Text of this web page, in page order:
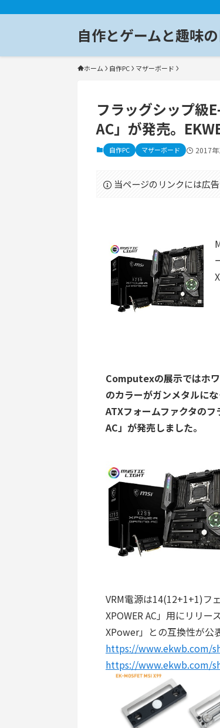
自作とゲームと趣味
ホーム 自作PC マザーボード
フラッグシップ級
AC」が発売。
自作PC マザーボード 2017
当ページのリンクには広
Computexの展示ではホ
のカラーがガンメタルにな
ATXフォームファクタの
AC」が発売しました。
VRM電源は14(12+1+1)フ
XPOWER AC」用にリリ
XPower」との互換性が公
https://www.ekwb.com/
https://www.ekwb.com/